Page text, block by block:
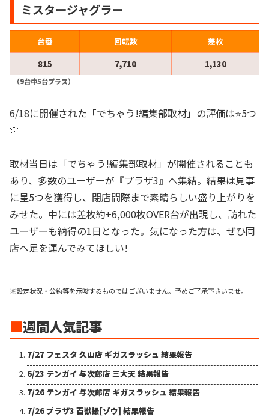
ミスタージャグラー
台番 回転数
差枚
815
7,710 1,130
（9台中5台プラス）
6/18に開催された「でちゃう!編集部取材」の評価は⭐️5つ
🎊
取材当日は「でちゃう!編集部取材」が開催されることも
あり、多数のユーザーが『プラザ3』へ集結。結果は見事
に星5つを獲得し、閉店間際まで素晴らしい盛り上がりを
みせた。中には差枚約+6,000枚OVER台が出現し、訪れた
ユーザーも納得の1日となった。気になった方は、ぜひ同
店へ足を運んでみてほしい!
※設定状況・公約等を示唆するものではございません。予めご了承下さいませ。
■週間人気記事
7/27 フェスタ 久山店 ギガスラッシュ 結果報告
6/23 テンガイ 与次郎店 三大天 結果報告
7/26 テンガイ 与次郎店 ギガスラッシュ 結果報告
7/26 プラザ3 百獣撮[ゾウ] 結果報告